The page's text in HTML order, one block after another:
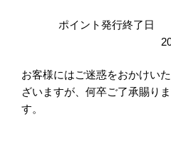
ポイント発行終了日
2021年6月
お客様にはご迷惑をおかけい
ざいますが、何卒ご了承賜り
す。